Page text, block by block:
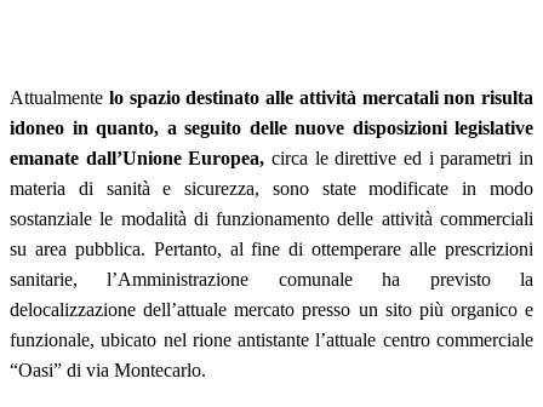
Attualmente lo spazio destinato alle attività mercatali non risulta
idoneo in quanto, a seguito delle nuove disposizioni legislative
emanate dall’Unione Europea, circa le direttive ed i parametri in
materia di sanità e sicurezza, sono state modificate in modo
sostanziale le modalità di funzionamento delle attività commerciali
su area pubblica. Pertanto, al fine di ottemperare alle prescrizioni
sanitarie, l’Amministrazione comunale ha previsto la
delocalizzazione dell’attuale mercato presso un sito più organico e
funzionale, ubicato nel rione antistante l’attuale centro commerciale
“Oasi” di via Montecarlo.